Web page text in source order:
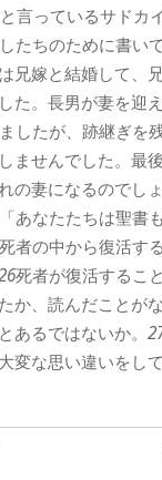
言っているサドカ
たちのために書
兄嫁と結婚して、
た。長男が妻を迎
したが、跡継ぎを
ませんでした。最
の妻になるのでし
あなたたちは聖書
死者の中から復活す
死者が復活するこ
か、読んだことが
あるではないか。
変な思い違いをして